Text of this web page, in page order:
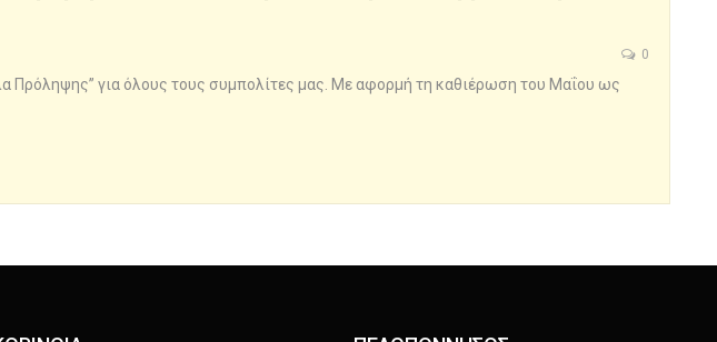
0
Πρόληψης” για όλους τους συμπολίτες μας. Με αφορμή τη καθιέρωση του Μαΐου ως